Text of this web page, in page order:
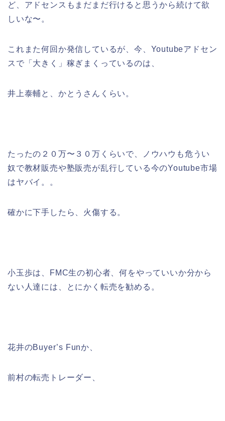
ど、アドセンスもまだまだ行けると思うから続けて欲
しいな〜。
これまた何回か発信しているが、今、Youtubeアドセン
スで「大きく」稼ぎまくっているのは、
井上泰輔と、かとうさんくらい。
たったの２０万〜３０万くらいで、ノウハウも危うい
奴で教材販売や塾販売が乱行している今のYoutube市場
はヤバイ。。
確かに下手したら、火傷する。
小玉歩は、FMC生の初心者、何をやっていいか分から
ない人達には、とにかく転売を勧める。
花井のBuyer’s Funか、
前村の転売トレーダー、